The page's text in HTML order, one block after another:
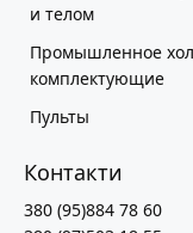
и телом
Промышленное
комплектующие
Пульты
Контакти
380 (95)884 78 60